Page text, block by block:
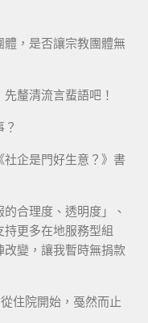
體，是否讓宗教團體無
釐清流言蜚語吧！
社企是門好生意？》書
合理度、透明度」、
持更多在地服務型組
變，讓我暫時無捐款
住院開始，戞然而止